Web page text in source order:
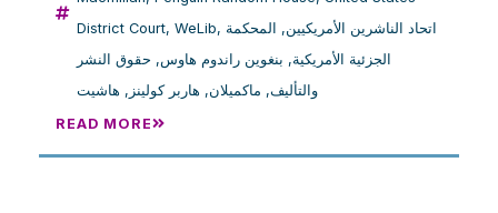
District Court, WeLib, اتحاد الناشرين الأمريكيين, المحكمة
الجزئية الأمريكية, بنغوين راندوم هاوس, حقوق النشر
والتأليف, ماكميلان, هاربر كولينز , هاشيت
READ MORE